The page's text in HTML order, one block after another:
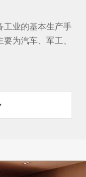
工业的基本生产手
为汽车、军工、